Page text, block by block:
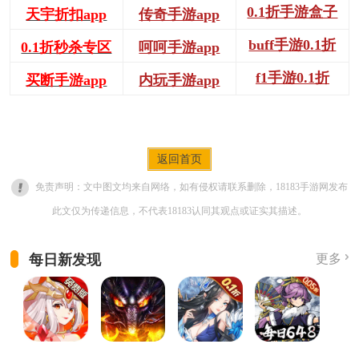
天宇折扣app 传奇手游app 0.1折手游盒子
0.1折秒杀专区 呵呵手游app buff手游0.1折
买断手游app 内玩手游app f1手游0.1折
返回首页
免责声明：文中图文均来自网络，如有侵权请联系删除，18183手游网发布
此文仅为传递信息，不代表18183认同其观点或证实其描述。
每日新发现 更多